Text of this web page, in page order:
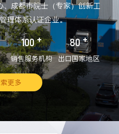
成都市院士（专家）创新工
理体系认证企业。
100 +
销售服务机构
80 +
出口国家地区
更多